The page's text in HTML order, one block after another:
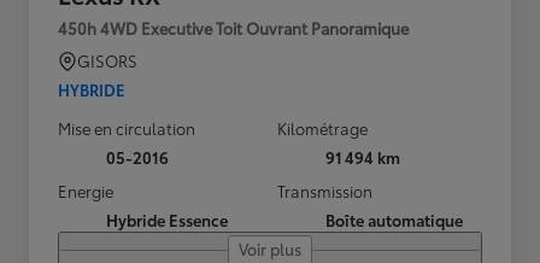
450h 4WD Executive Toit Ouvrant Panoramique
GISORS
HYBRIDE
Mise en circulation
05-2016
Kilométrage
91 494 km
Energie
Hybride Essence
Transmission
Boîte automatique
Voir plus